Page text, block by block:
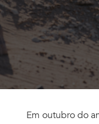
Em outubro do